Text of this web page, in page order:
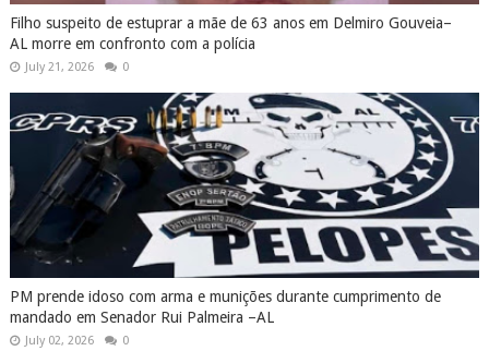
Filho suspeito de estuprar a mãe de 63 anos em Delmiro Gouveia–
AL morre em confronto com a polícia
July 21, 2026 0
PM prende idoso com arma e munições durante cumprimento de
mandado em Senador Rui Palmeira –AL
July 02, 2026 0